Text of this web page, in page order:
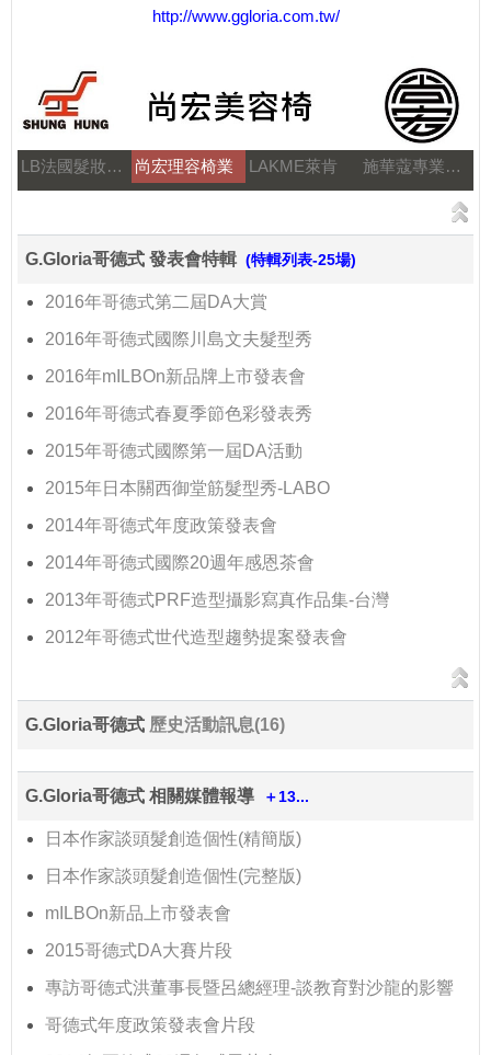
http://www.ggloria.com.tw/
LB法國髮妝之鑰 尚宏理容椅業 LAKME萊肯 施華蔻專業美髮
G.Gloria哥德式 發表會特輯 (特輯列表-25場)
2016年哥德式第二屆DA大賞
2016年哥德式國際川島文夫髮型秀
2016年mILBOn新品牌上市發表會
2016年哥德式春夏季節色彩發表秀
2015年哥德式國際第一屆DA活動
2015年日本關西御堂筋髮型秀-LABO
2014年哥德式年度政策發表會
2014年哥德式國際20週年感恩茶會
2013年哥德式PRF造型攝影寫真作品集-台灣
2012年哥德式世代造型趨勢提案發表會
G.Gloria哥德式 歷史活動訊息(16)
G.Gloria哥德式 相關媒體報導 ＋13...
日本作家談頭髮創造個性(精簡版)
日本作家談頭髮創造個性(完整版)
mILBOn新品上市發表會
2015哥德式DA大賽片段
專訪哥德式洪董事長暨呂總經理-談教育對沙龍的影響
哥德式年度政策發表會片段